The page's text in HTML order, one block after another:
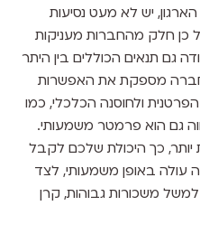
יש לא מעט נסיעות
חלק מהחברות מעניקות
תנאים הכוללים בין היתר
מספקת את האפשרות
ולחוסנה הכלכלי, כמו
גם הוא פרמטר משמעותי.
כך היכולת שלכם לקבל
באופן משמעותי, לצד
משכורות גבוהות, קרן